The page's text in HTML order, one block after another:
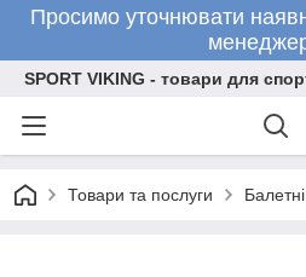
Просимо уточнювати
SPORT VIKING - товари для
Товари та послуги